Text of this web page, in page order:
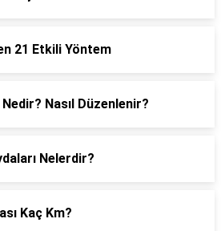
21 Etkili Yöntem
Nasıl Düzenlenir?
Nelerdir?
Kaç Km?